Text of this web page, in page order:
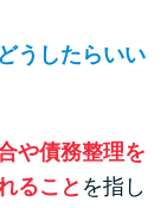
うしたらいい
や債務整理を
ること を指し